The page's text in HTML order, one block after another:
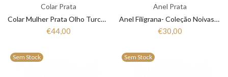
Colar Prata
Colar Mulher Prata Olho Turco Lotus Sliver LP1970-1/1
€44,00
Anel Prata
Anel Filigrana- Coleção Noivas Santo António
€30,00
Sem Stock Sem Stock